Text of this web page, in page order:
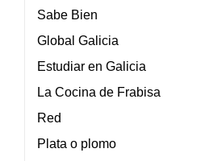
Sabe Bien
Global Galicia
Estudiar en Galicia
La Cocina de Frabisa
Red
Plata o plomo